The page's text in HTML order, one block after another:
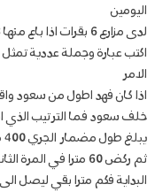
اليومين
لدى مزارع 6 بقرات اذا باع منها 3 فكم بقرة تبقى لديه
اكتب عبارة وجملة عددية تمثل
الامر
اذا كان فهد اطول من سعود
خلف سعود فما الترتيب الذي
البداية فكم مترا بقي ليصل